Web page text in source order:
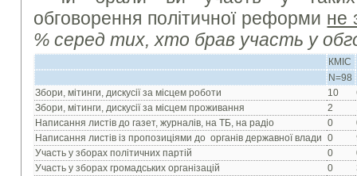
обговорення політичної реформи не
% серед тих, хто брав участь у
КМІС
N=98
Збори, мітинги, дискусії за місцем роботи
10
Збори, мітинги, дискусії за місцем проживання
2
Написання листів до газет, журналів, на ТБ, на радіо
0
Написання листів із пропозиціями до органів державної влади
0
Участь у зборах політичних партій
0
Участь у зборах громадських організацій
0